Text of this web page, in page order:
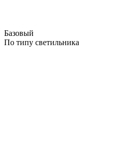
Базовый
По типу светильника